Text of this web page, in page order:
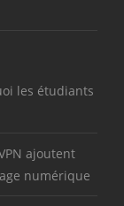
les étudiants
ajoutent
numérique